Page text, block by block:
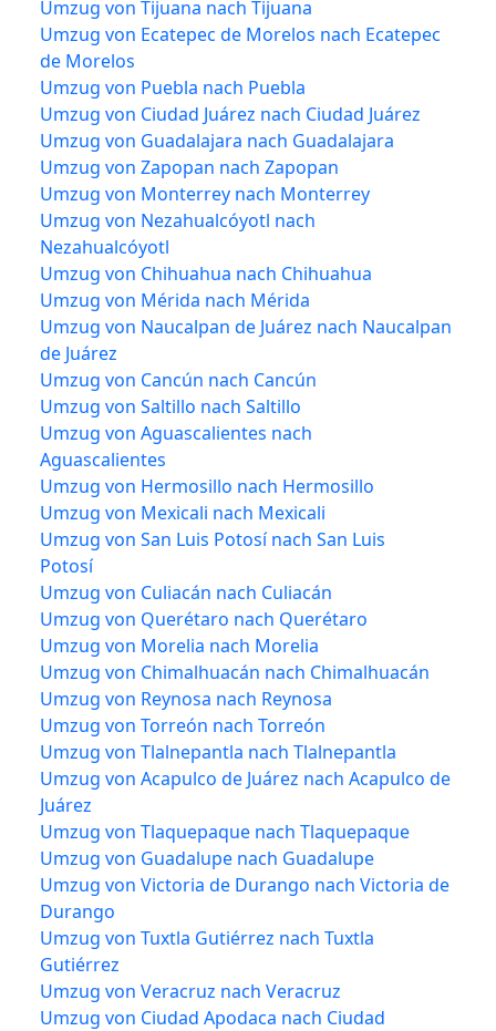
Umzug von Tijuana nach Tijuana
Umzug von Ecatepec de Morelos nach Ecatepec
de Morelos
Umzug von Puebla nach Puebla
Umzug von Ciudad Juárez nach Ciudad Juárez
Umzug von Guadalajara nach Guadalajara
Umzug von Zapopan nach Zapopan
Umzug von Monterrey nach Monterrey
Umzug von Nezahualcóyotl nach
Nezahualcóyotl
Umzug von Chihuahua nach Chihuahua
Umzug von Mérida nach Mérida
Umzug von Naucalpan de Juárez nach Naucalpan
de Juárez
Umzug von Cancún nach Cancún
Umzug von Saltillo nach Saltillo
Umzug von Aguascalientes nach
Aguascalientes
Umzug von Hermosillo nach Hermosillo
Umzug von Mexicali nach Mexicali
Umzug von San Luis Potosí nach San Luis
Potosí
Umzug von Culiacán nach Culiacán
Umzug von Querétaro nach Querétaro
Umzug von Morelia nach Morelia
Umzug von Chimalhuacán nach Chimalhuacán
Umzug von Reynosa nach Reynosa
Umzug von Torreón nach Torreón
Umzug von Tlalnepantla nach Tlalnepantla
Umzug von Acapulco de Juárez nach Acapulco de
Juárez
Umzug von Tlaquepaque nach Tlaquepaque
Umzug von Guadalupe nach Guadalupe
Umzug von Victoria de Durango nach Victoria de
Durango
Umzug von Tuxtla Gutiérrez nach Tuxtla
Gutiérrez
Umzug von Veracruz nach Veracruz
Umzug von Ciudad Apodaca nach Ciudad